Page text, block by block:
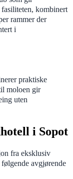
kombinert
rammer der
i
praktiske
moloen gir
uten
i Sopot
fra eksklusiv
avgjørende